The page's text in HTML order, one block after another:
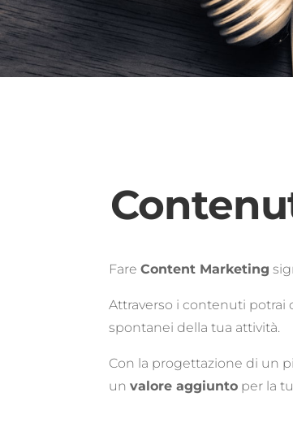
Fare Content Marketing
Attraverso i contenuti potrai
spontanei della tua attività.
Con la progettazione di un
un valore aggiunto per la